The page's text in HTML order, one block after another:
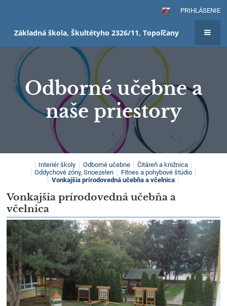
PRIHLÁSENIE
Základná škola, Škultétyho 2326/11, Topoľčany
Odborné učebne a
naše priestory
Odborné
učebne
a
naše
priestory
Interiér školy Odborné učebne
Čitáreň a knižnica
Oddychové zóny, Snoezelen
Fitnes a pohybové štúdio
Vonkajšia prírodovedná učebňa a včelnica
Vonkajšia prírodovedná učebňa a
včelnica